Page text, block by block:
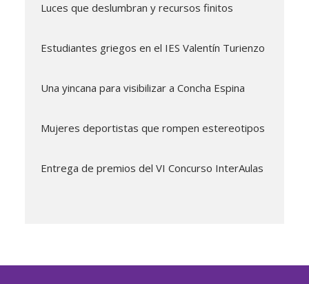
Luces que deslumbran y recursos finitos
Estudiantes griegos en el IES Valentín Turienzo
Una yincana para visibilizar a Concha Espina
Mujeres deportistas que rompen estereotipos
Entrega de premios del VI Concurso InterAulas